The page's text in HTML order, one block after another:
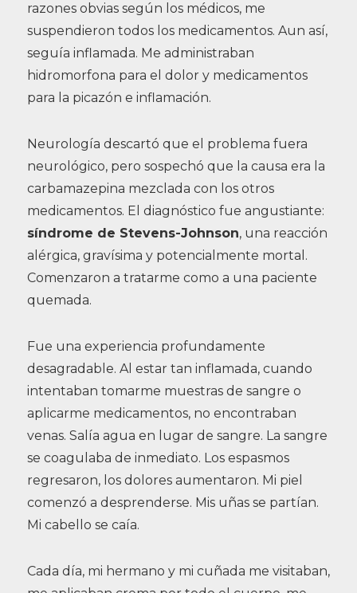
razones obvias según los médicos, me
suspendieron todos los medicamentos. Aun así,
seguía inflamada. Me administraban
hidromorfona para el dolor y medicamentos
para la picazón e inflamación.
Neurología descartó que el problema fuera
neurológico, pero sospechó que la causa era la
carbamazepina mezclada con los otros
medicamentos. El diagnóstico fue angustiante:
síndrome de Stevens-Johnson, una reacción
alérgica, gravísima y potencialmente mortal.
Comenzaron a tratarme como a una paciente
quemada.
Fue una experiencia profundamente
desagradable. Al estar tan inflamada, cuando
intentaban tomarme muestras de sangre o
aplicarme medicamentos, no encontraban
venas. Salía agua en lugar de sangre. La sangre
se coagulaba de inmediato. Los espasmos
regresaron, los dolores aumentaron. Mi piel
comenzó a desprenderse. Mis uñas se partían.
Mi cabello se caía.
Cada día, mi hermano y mi cuñada me visitaban,